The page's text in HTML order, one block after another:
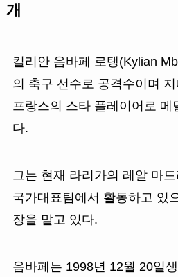
개
킬리안 음바페 로탱(Kylian
의 축구 선수로 공격수이며
프랑스의 스타 플레이어로 메
다.
그는 현재 라리가의 레알 마
국가대표팀에서 활동하고 있
장을 맡고 있다.
음바페는 1998년 12월 20일